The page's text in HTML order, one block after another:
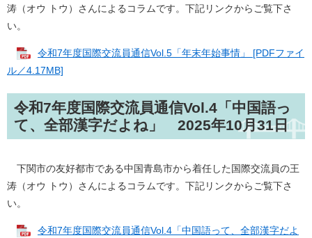
涛（オウ トウ）さんによるコラムです。下記リンクからご覧下さ
い。
令和7年度国際交流員通信Vol.5「年末年始事情」 [PDFファイ
ル／4.17MB]
令和7年度国際交流員通信Vol.4「中国語っ
て、全部漢字だよね」 2025年10月31日
下関市の友好都市である中国青島市から着任した国際交流員の王
涛（オウ トウ）さんによるコラムです。下記リンクからご覧下さ
い。
令和7年度国際交流員通信Vol.4「中国語って、全部漢字だよ